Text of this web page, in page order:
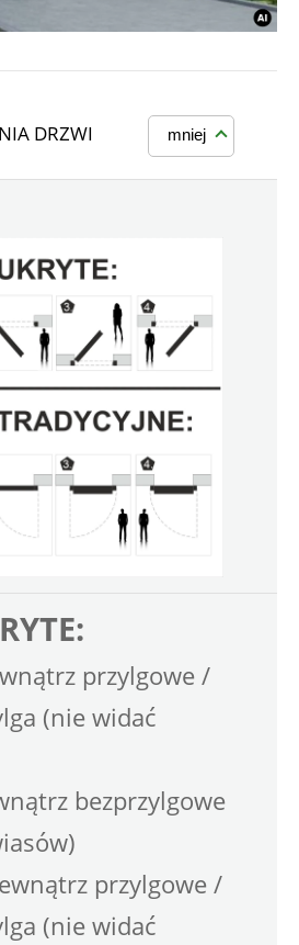
DRZWI mniej
przylgowe /
(nie widać
bezprzylgowe
przylgowe /
(nie widać